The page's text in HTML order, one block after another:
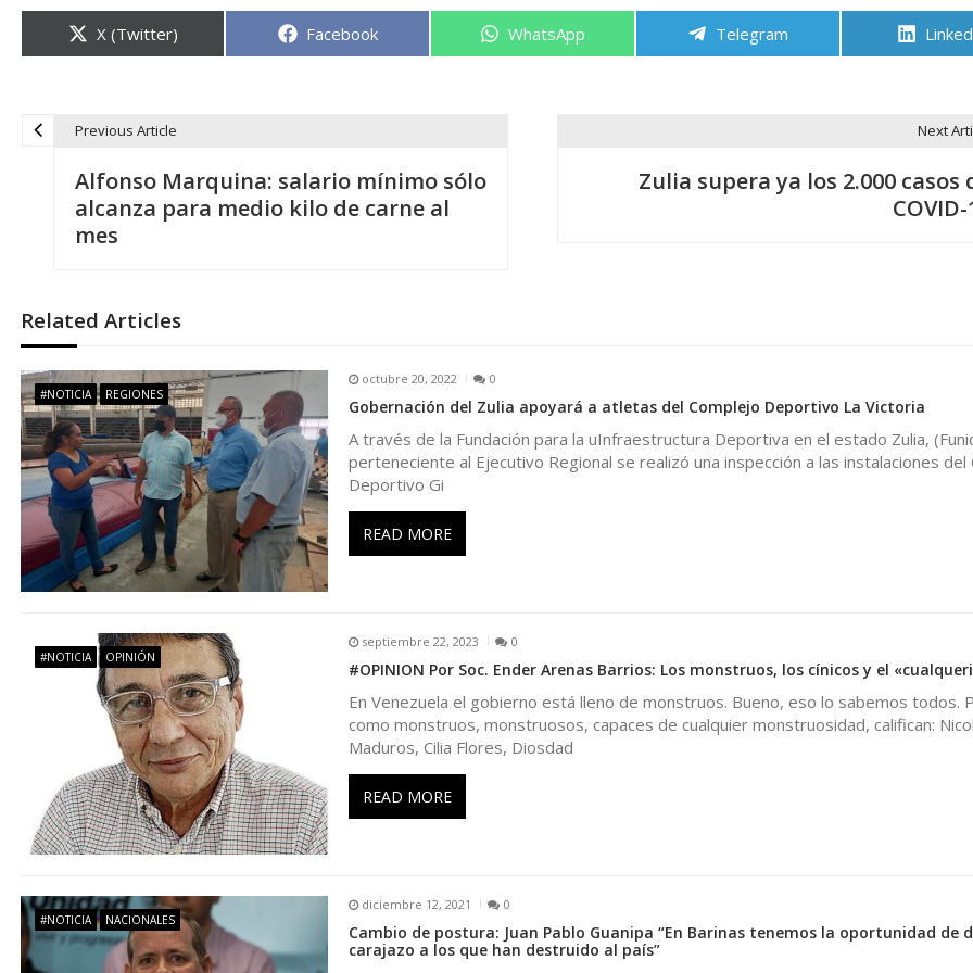
Compartir
en
X (Twitter) Compartir
Facebook Compartir
WhatsApp Compartir
Telegram
e
g
a
c
i
ó
n
e
n
t
Previous Article
Alfonso Marquina: salario mínimo sólo
alcanza para medio kilo de carne al
mes
Next
Zulia supera ya los 2.000 casos
COVID-
Related Articles
#NOTICIA REGIONES
octubre 20, 2022 0
Gobernación del Zulia apoyará a atletas del Complejo Deportivo La Victoria
A través de la Fundación para la uInfraestructura Deportiva en el estado Zulia,
perteneciente al Ejecutivo Regional se realizó una inspección a las instalaciones del
Deportivo Gi
READ MORE
#NOTICIA OPINIÓN
septiembre 22, 2023 0
#OPINION Por Soc. Ender Arenas Barrios: Los monstruos, los cínicos y el
En Venezuela el gobierno está lleno de monstruos. Bueno, eso lo sabemos todos.
como monstruos, monstruosos, capaces de cualquier monstruosidad, califican:
Maduros, Cilia Flores, Diosdad
READ MORE
#NOTICIA NACIONALES
diciembre 12, 2021 0
Cambio de postura: Juan Pablo Guanipa “En Barinas tenemos la oportunidad de
carajazo a los que han destruido al país”